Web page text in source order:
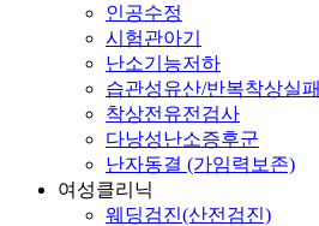
인공수정
시험관아기
난소기능저하
습관성유산/반복착상실패
착상전유전검사
다낭성난소증후군
난자동결 (가임력보존)
여성클리닉
웨딩검진(산전검진)